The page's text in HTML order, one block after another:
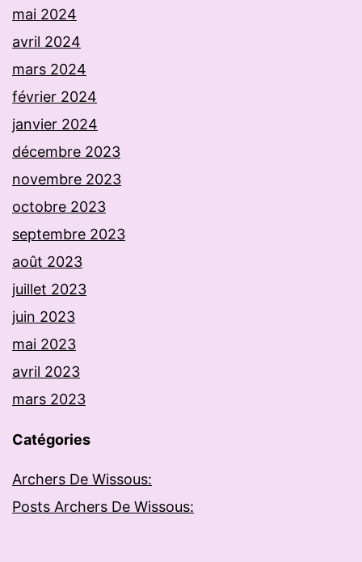
mai 2024
avril 2024
mars 2024
février 2024
janvier 2024
décembre 2023
novembre 2023
octobre 2023
septembre 2023
août 2023
juillet 2023
juin 2023
mai 2023
avril 2023
mars 2023
Catégories
Archers De Wissous:
Posts Archers De Wissous: